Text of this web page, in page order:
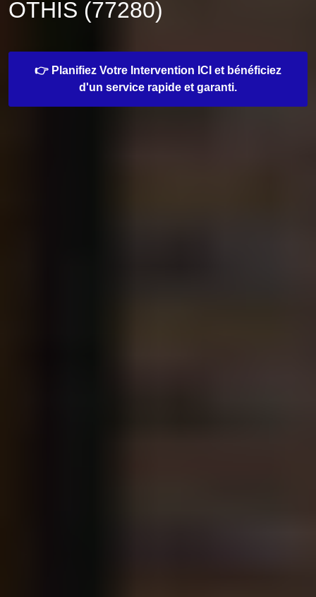
OTHIS (77280)
👉 Planifiez Votre Intervention ICI et bénéficiez
d'un service rapide et garanti.